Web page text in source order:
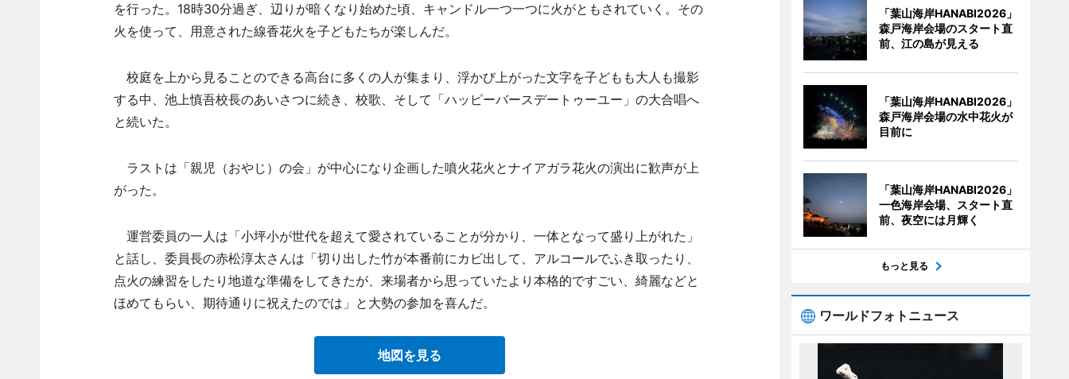
を行った。18時30分過ぎ、辺りが暗くなり始めた頃、キャンドル一つ一つに火がともされていく。その
火を使って、用意された線香花火を子どもたちが楽しんだ。
校庭を上から見ることのできる高台に多くの人が集まり、浮かび上がった文字を子どもも大人も撮影
する中、池上慎吾校長のあいさつに続き、校歌、そして「ハッピーバースデートゥーユー」の大合唱へ
と続いた。
ラストは「親児（おやじ）の会」が中心になり企画した噴火花火とナイアガラ花火の演出に歓声が上
がった。
運営委員の一人は「小坪小が世代を超えて愛されていることが分かり、一体となって盛り上がれた」
と話し、委員長の赤松淳太さんは「切り出した竹が本番前にカビ出して、アルコールでふき取ったり、
点火の練習をしたり地道な準備をしてきたが、来場者から思っていたより本格的ですごい、綺麗などと
ほめてもらい、期待通りに祝えたのでは」と大勢の参加を喜んだ。
地図を見る
「葉山海岸HANABI2026」
森戸海岸会場のスタート直
前、江の島が見える
「葉山海岸HANABI2026」
森戸海岸会場の水中花火が
目前に
「葉山海岸HANABI2026」
一色海岸会場、スタート直
前、夜空には月輝く
もっと見る
ワールドフォトニュース